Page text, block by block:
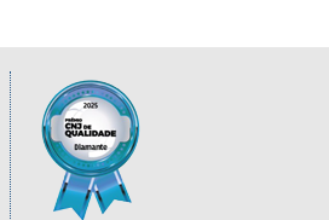
Informações úteis sobre
Imagem